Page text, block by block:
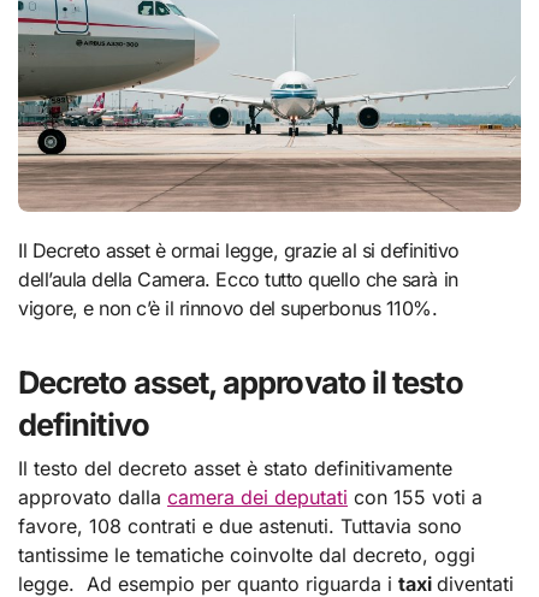
Il Decreto asset è ormai legge, grazie al si definitivo
dell’aula della Camera. Ecco tutto quello che sarà in
vigore, e non c’è il rinnovo del superbonus 110%.
Decreto asset, approvato il testo
definitivo
Il testo del decreto asset è stato definitivamente
approvato dalla camera dei deputati con 155 voti a
favore, 108 contrati e due astenuti. Tuttavia sono
tantissime le tematiche coinvolte dal decreto, oggi
legge. Ad esempio per quanto riguarda i taxi diventati